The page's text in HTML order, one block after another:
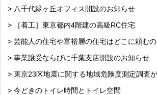
> 八千代緑ヶ丘オフィス開設のお知らせ
> ［着工］東京都内4階建の高級RC住宅
> 芸能人の住宅や富裕層の住宅はどこに頼むの
> 事業譲受ならびに千葉支店開設のお知らせ
> 東京23区地震に関する地域危険度測定調査
> 今どきのトイレ時間とトイレ空間